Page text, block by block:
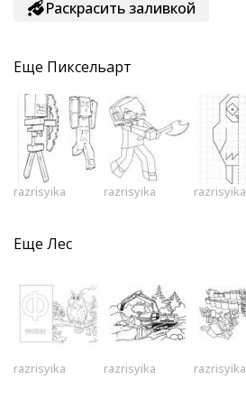
Раскрасить заливкой
Еще Пиксельарт
razrisyika razrisyika razrisyika
Еще Лес
razrisyika razrisyika razrisyika